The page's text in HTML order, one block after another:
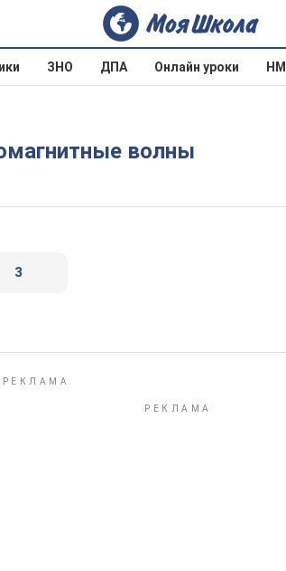
ЗНО ДПА Онлайн уроки
волны
3